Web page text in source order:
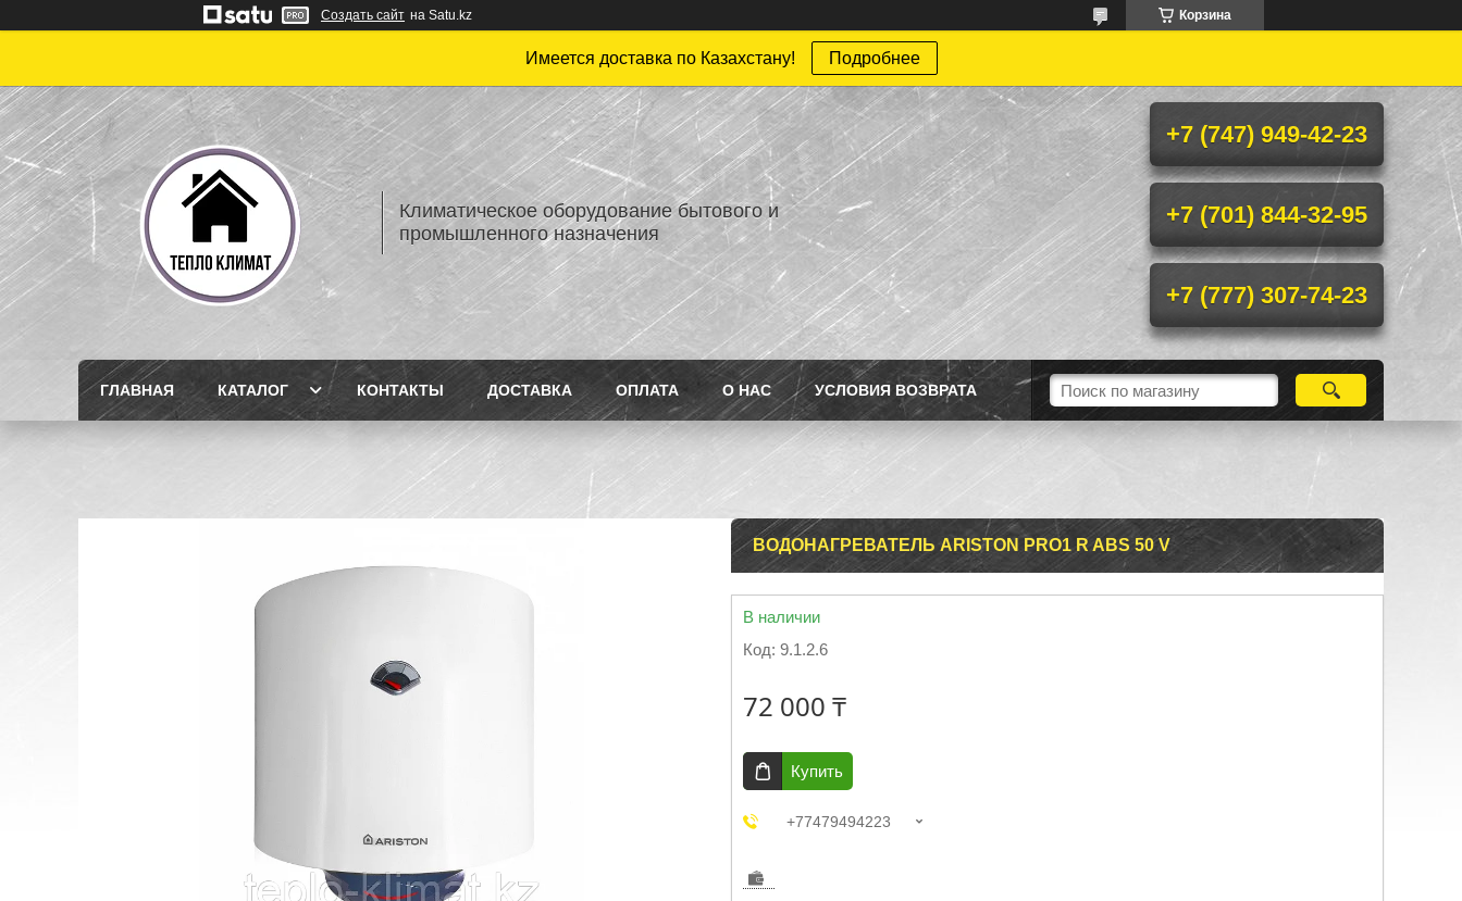
Создать сайт на Satu.kz Корзина
Имеется доставка по Казахстану! Подробнее
Климатическое оборудование бытового и
промышленного назначения
+7 (747) 949-42-23
+7 (701) 844-32-95
+7 (777) 307-74-23
ГЛАВНАЯ КАТАЛОГ КОНТАКТЫ ДОСТАВКА ОПЛАТА О НАС УСЛОВИЯ ВОЗВРАТА
ВОДОНАГРЕВАТЕЛЬ ARISTON PRO1 R ABS 50 V
В наличии
Код: 9.1.2.6
72 000 ₸
Купить
+77479494223